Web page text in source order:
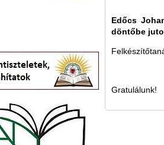
Edőcs
döntőbe
Gratulálunk!